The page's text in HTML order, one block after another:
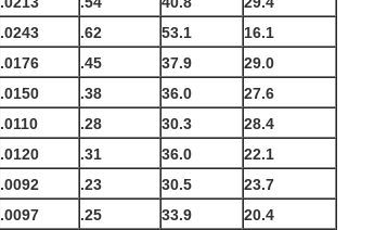
.0243 .62 53.1
16.1
.0176 .45 37.9
29.0
.0150 .38 36.0
27.6
.0110 .28 30.3
28.4
.0120 .31 36.0
22.1
.0092 .23 30.5
23.7
.0097 .25 33.9
20.4